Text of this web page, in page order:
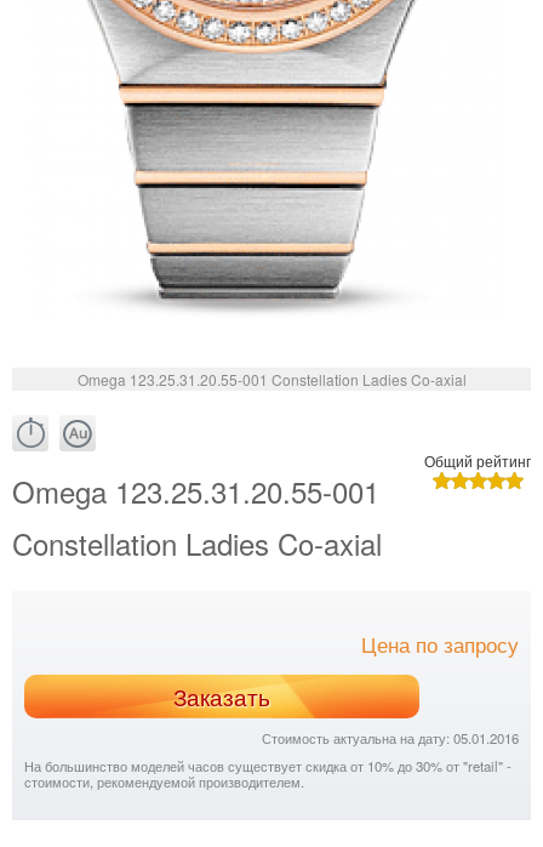
Omega 123.25.31.20.55-001 Constellation Ladies Co-axial
Общий рейтинг
Omega 123.25.31.20.55-001
Constellation Ladies Co-axial
Цена по запросу
Заказать
Стоимость актуальна на дату: 05.01.2016
На большинство моделей часов существует скидка от 10% до 30% от "retail" -
стоимости, рекомендуемой производителем.